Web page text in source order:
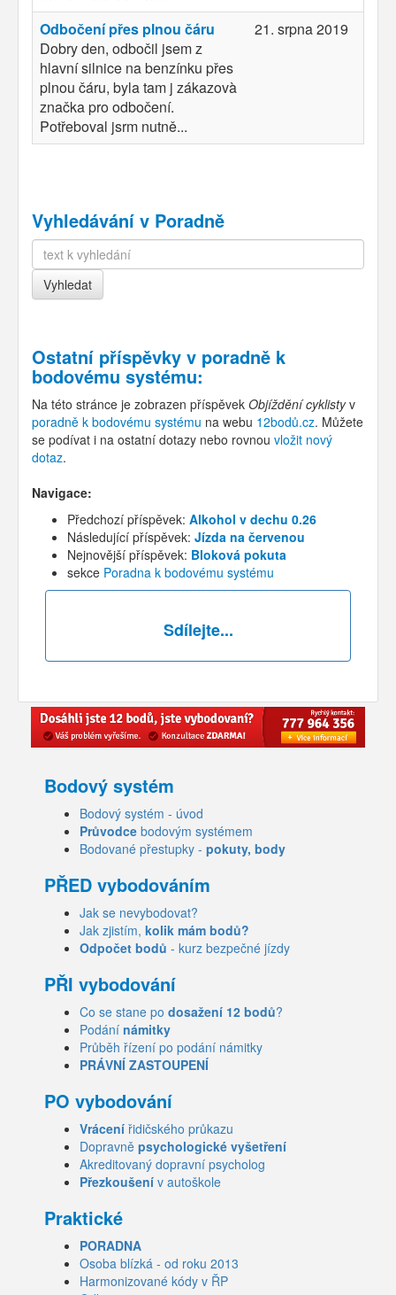
Odbočení přes plnou čáru
Dobry den, odbočil jsem z
hlavní silnice na benzínku přes
plnou čáru, byla tam j zákazovà
značka pro odbočení.
Potřeboval jsrm nutně...
21. srpna 2019
Vyhledávání v Poradně
Ostatní příspěvky v poradně k
bodovému systému:
Na této stránce je zobrazen příspěvek Objíždění cyklistyv
poradně k bodovému systému na webu 12bodů.cz. Můžete
se podívat i na ostatní dotazy nebo rovnou vložit nový
dotaz.
Navigace:
Předchozí příspěvek: Alkohol v dechu 0.26
Následující příspěvek: Jízda na červenou
Nejnovější příspěvek: Bloková pokuta
sekce Poradna k bodovému systému
Sdílejte...
Bodový systém
Bodový systém - úvod
Průvodce bodovým systémem
Bodované přestupky - pokuty, body
PŘED vybodováním
Jak se nevybodovat?
Jak zjistím, kolik mám bodů?
Odpočet bodů - kurz bezpečné jízdy
PŘI vybodování
Co se stane po dosažení 12 bodů?
Podání námitky
Průběh řízení po podání námitky
PRÁVNÍ ZASTOUPENÍ
PO vybodování
Vrácení řidičského průkazu
Dopravně psychologické vyšetření
Akreditovaný dopravní psycholog
Přezkoušení v autoškole
Praktické
PORADNA
Osoba blízká - od roku 2013
Harmonizované kódy v ŘP